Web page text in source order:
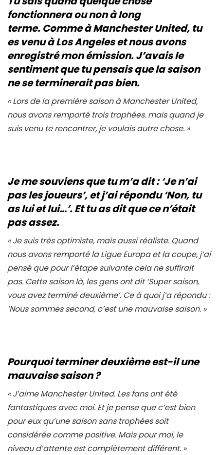
fonctionnera ou non à long
terme. Comme à Manchester United, tu
es venu à Los Angeles et nous avons
enregistré mon émission. J’avais le
sentiment que tu pensais que la saison
ne se terminerait pas bien.
« Lors de la première saison à Manchester United,
nous avons remporté trois trophées. mais quand je
suis venu te rencontrer, je voulais autre chose. »
Je me souviens que tu m’a dit : ‘Je n’ai
pas les joueurs’, et j’ai répondu ‘Non, tu
as lui et lui…’. Et tu as dit que ce n’était
pas assez.
« Je suis très optimiste, mais aussi réaliste. Quand
nous avons remporté la Ligue Europa et la coupe, j’ai
pensé que pour l’étape suivante cela ne suffirait
pas. Cette saison là, les gens ont dit ‘Super saison,
vous avez terminé deuxième’. Ce à quoi j’a répondu :
‘Nous sommes second, c’est une mauvaise saison. »
Pourquoi terminer deuxième est-il une
mauvaise saison ?
« J’aime Manchester United. Les fans ont été
fantastiques avec moi. Et je pense que c’est bien
pour eux qu’une saison sans trophées soit
considérée comme positive. Mais pour moi, le
niveau d’attente est complètement différent. »